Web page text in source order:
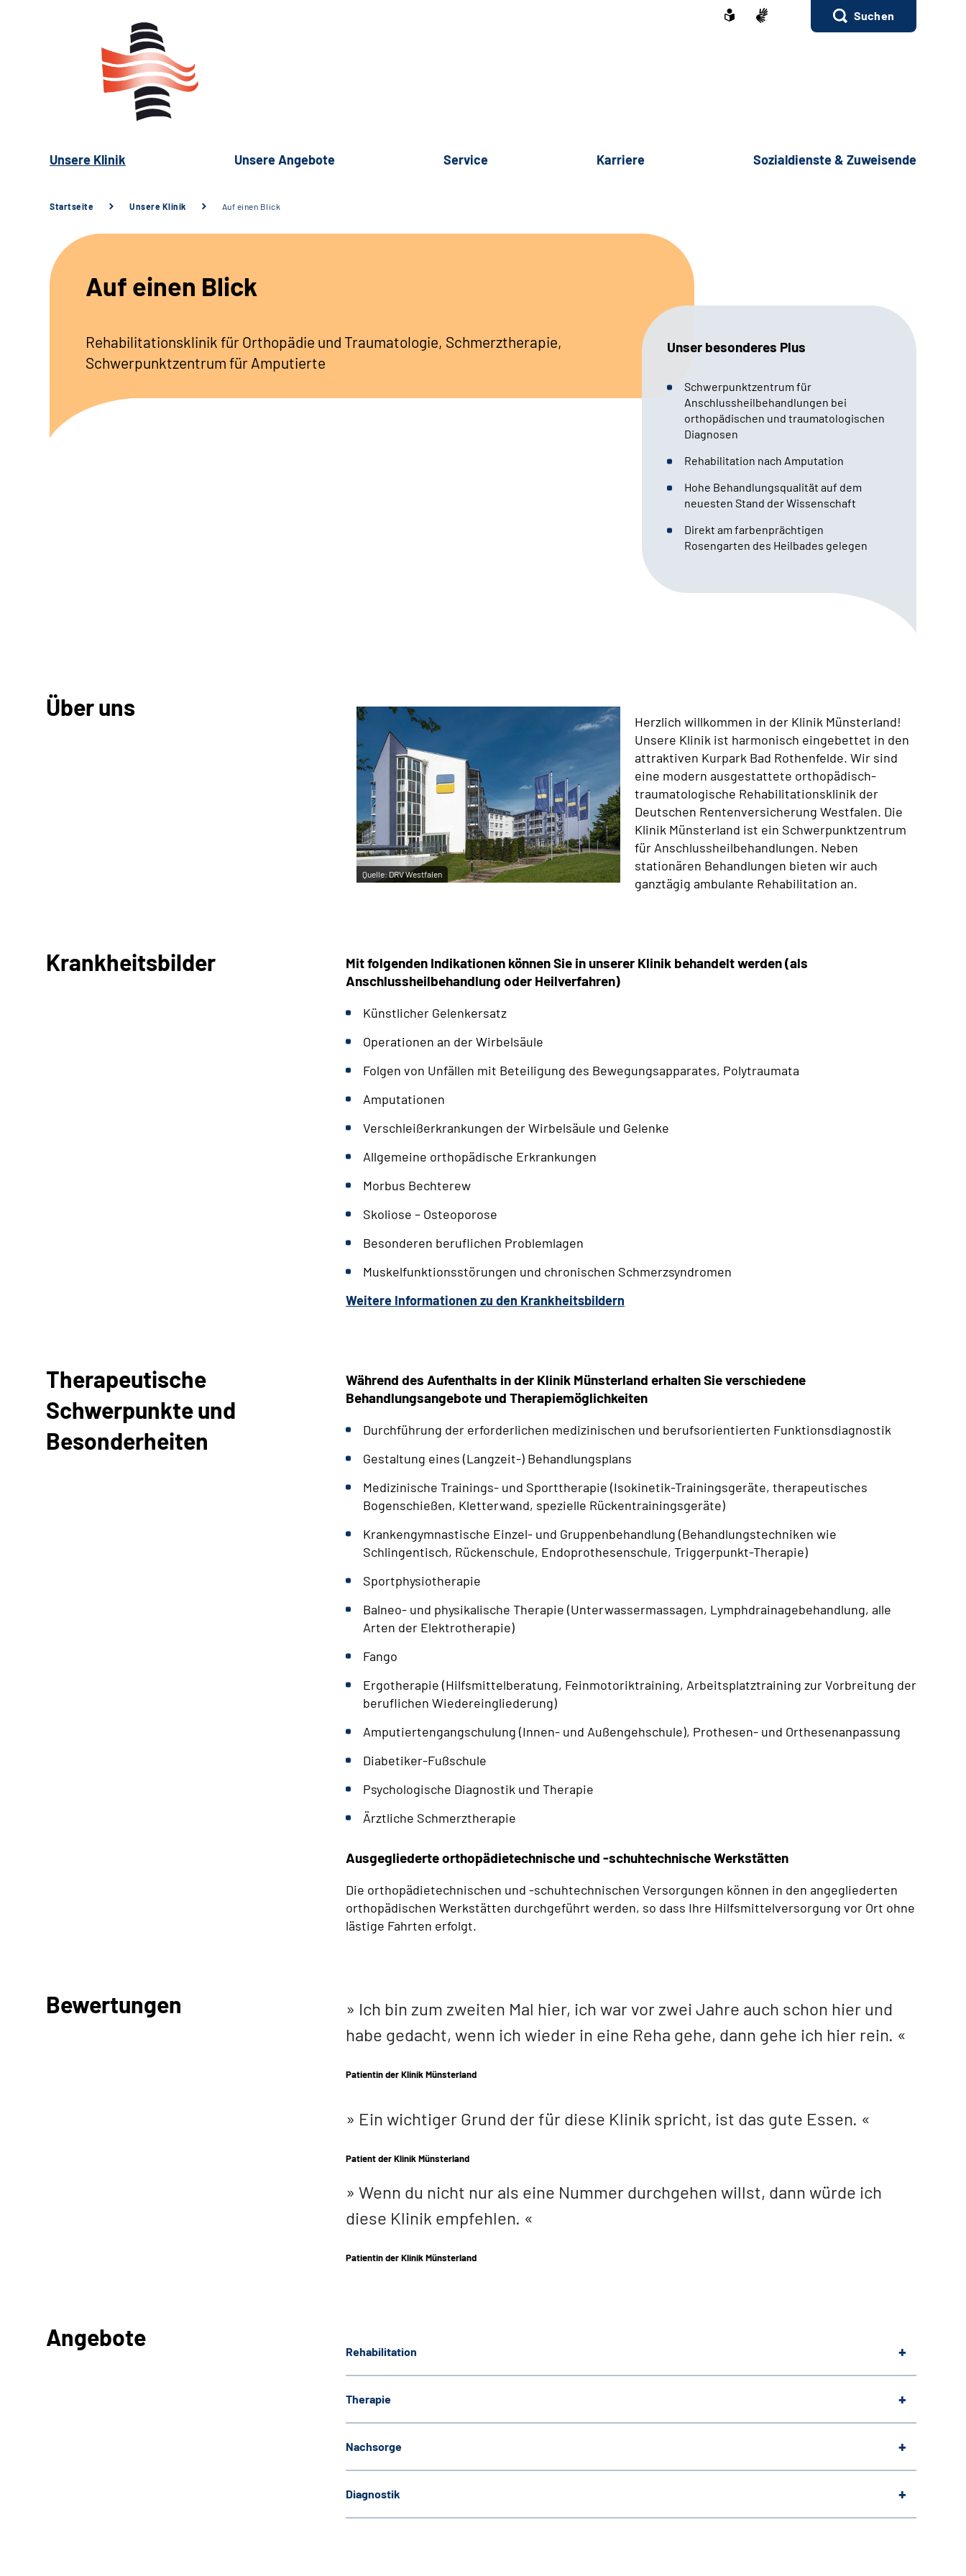
Suchen
Unsere Klinik Unsere Angebote Service Karriere Sozialdienste & Zuweisende
Startseite Unsere Klinik Auf einen Blick
Auf einen Blick
Rehabilitationsklinik für Orthopädie und Traumatologie, Schmerztherapie,
Schwerpunktzentrum für Amputierte
Unser besonderes Plus
Schwerpunktzentrum für
Anschlussheilbehandlungen bei
orthopädischen und traumatologischen
Diagnosen
Rehabilitation nach Amputation
Hohe Behandlungsqualität auf dem
neuesten Stand der Wissenschaft
Direkt am farbenprächtigen
Rosengarten des Heilbades gelegen
Über uns
Quelle: DRV Westfalen
Herzlich willkommen in der Klinik Münsterland!
Unsere Klinik ist harmonisch eingebettet in den
attraktiven Kurpark Bad Rothenfelde. Wir sind
eine modern ausgestattete orthopädisch-
traumatologische Rehabilitationsklinik der
Deutschen Rentenversicherung Westfalen. Die
Klinik Münsterland ist ein Schwerpunktzentrum
für Anschlussheilbehandlungen. Neben
stationären Behandlungen bieten wir auch
ganztägig ambulante Rehabilitation an.
Krankheitsbilder
Mit folgenden Indikationen können Sie in unserer Klinik behandelt werden (als
Anschlussheilbehandlung oder Heilverfahren)
Künstlicher Gelenkersatz
Operationen an der Wirbelsäule
Folgen von Unfällen mit Beteiligung des Bewegungsapparates, Polytraumata
Amputationen
Verschleißerkrankungen der Wirbelsäule und Gelenke
Allgemeine orthopädische Erkrankungen
Morbus Bechterew
Skoliose – Osteoporose
Besonderen beruflichen Problemlagen
Muskelfunktionsstörungen und chronischen Schmerzsyndromen
Weitere Informationen zu den Krankheitsbildern
Therapeutische
Schwerpunkte und
Besonderheiten
Während des Aufenthalts in der Klinik Münsterland erhalten Sie verschiedene
Behandlungsangebote und Therapiemöglichkeiten
Durchführung der erforderlichen medizinischen und berufsorientierten Funktionsdiagnostik
Gestaltung eines (Langzeit-) Behandlungsplans
Medizinische Trainings- und Sporttherapie (Isokinetik-Trainingsgeräte, therapeutisches
Bogenschießen, Kletterwand, spezielle Rückentrainingsgeräte)
Krankengymnastische Einzel- und Gruppenbehandlung (Behandlungstechniken wie
Schlingentisch, Rückenschule, Endoprothesenschule, Triggerpunkt-Therapie)
Sportphysiotherapie
Balneo- und physikalische Therapie (Unterwassermassagen, Lymphdrainagebehandlung, alle
Arten der Elektrotherapie)
Fango
Ergotherapie (Hilfsmittelberatung, Feinmotoriktraining, Arbeitsplatztraining zur Vorbreitung der
beruflichen Wiedereingliederung)
Amputiertengangschulung (Innen- und Außengehschule), Prothesen- und Orthesenanpassung
Diabetiker-Fußschule
Psychologische Diagnostik und Therapie
Ärztliche Schmerztherapie
Ausgegliederte orthopädietechnische und -schuhtechnische Werkstätten
Die orthopädietechnischen und -schuhtechnischen Versorgungen können in den angegliederten
orthopädischen Werkstätten durchgeführt werden, so dass Ihre Hilfsmittelversorgung vor Ort ohne
lästige Fahrten erfolgt.
Bewertungen
Ich bin zum zweiten Mal hier, ich war vor zwei Jahre auch schon hier und
habe gedacht, wenn ich wieder in eine Reha gehe, dann gehe ich hier rein.
Patientin der Klinik Münsterland
Ein wichtiger Grund der für diese Klinik spricht, ist das gute Essen.
Patient der Klinik Münsterland
Wenn du nicht nur als eine Nummer durchgehen willst, dann würde ich
diese Klinik empfehlen.
Patientin der Klinik Münsterland
Angebote
Rehabilitation
Therapie
Nachsorge
Diagnostik